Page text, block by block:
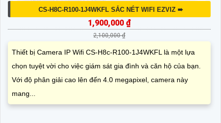
CS-H8C-R100-1J4WKFL SẮC NÉT WIFI EZVIZ ➠
1,900,000 ₫
2,100,000 ₫
Thiết bị Camera IP Wifi CS-H8c-R100-1J4WKFL là một lựa
chọn tuyệt vời cho việc giám sát gia đình và căn hộ của bạn.
Với độ phân giải cao lên đến 4.0 megapixel, camera này
mang...